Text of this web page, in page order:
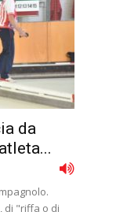
da
di "riffa o di